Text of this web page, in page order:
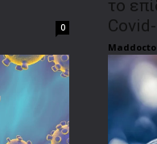
0
το